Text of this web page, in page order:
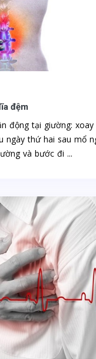
đệm
động tại giường:
ngày thứ hai sau mổ
và bước đi ...